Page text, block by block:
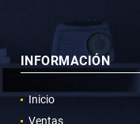
INFORMACIÓN
Inicio
Ventas